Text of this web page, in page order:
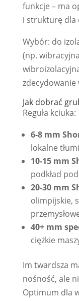
funkcje – ma
i strukturę dla
Wybór: do
(np.
Jak dobrać
Reguła kciuka:
6-8 mm
lokalne
10-15 mm
podkład
20-30 mm
olimpijskie,
40+ mm
ciężkie
Im twardsza
nośność, ale
Optimum dla